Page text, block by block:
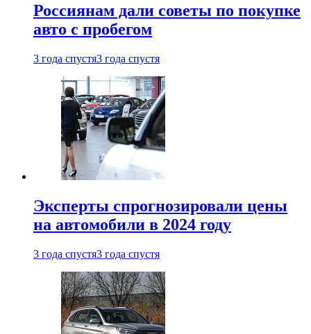
Россиянам дали советы по покупке
авто с пробегом
3 года спустя3 года спустя
Эксперты спрогнозировали цены
на автомобили в 2024 году
3 года спустя3 года спустя